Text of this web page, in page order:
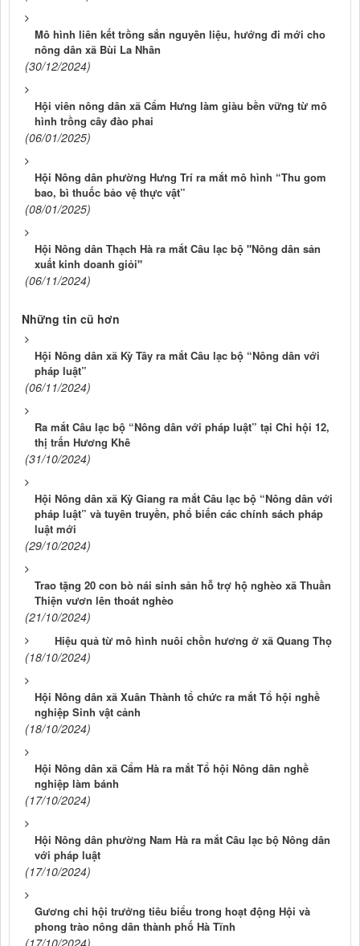
Mô hình liên kết trồng sắn nguyên liệu, hướng đi mới cho
nông dân xã Bùi La Nhân
(30/12/2024)
Hội viên nông dân xã Cẩm Hưng làm giàu bền vững từ mô
hình trồng cây đào phai
(06/01/2025)
Hội Nông dân phường Hưng Trí ra mắt mô hình “Thu gom
bao, bì thuốc bảo vệ thực vật”
(08/01/2025)
Hội Nông dân Thạch Hà ra mắt Câu lạc bộ "Nông dân sản
xuất kinh doanh giỏi"
(06/11/2024)
Những tin cũ hơn
Hội Nông dân xã Kỳ Tây ra mắt Câu lạc bộ “Nông dân với
pháp luật”
(06/11/2024)
Ra mắt Câu lạc bộ “Nông dân với pháp luật” tại Chi hội 12,
thị trấn Hương Khê
(31/10/2024)
Hội Nông dân xã Kỳ Giang ra mắt Câu lạc bộ “Nông dân với
pháp luật” và tuyên truyền, phổ biến các chính sách pháp
luật mới
(29/10/2024)
Trao tặng 20 con bò nái sinh sản hỗ trợ hộ nghèo xã Thuần
Thiện vươn lên thoát nghèo
(21/10/2024)
Hiệu quả từ mô hình nuôi chồn hương ở xã Quang Thọ
(18/10/2024)
Hội Nông dân xã Xuân Thành tổ chức ra mắt Tổ hội nghề
nghiệp Sinh vật cảnh
(18/10/2024)
Hội Nông dân xã Cẩm Hà ra mắt Tổ hội Nông dân nghề
nghiệp làm bánh
(17/10/2024)
Hội Nông dân phường Nam Hà ra mắt Câu lạc bộ Nông dân
với pháp luật
(17/10/2024)
Gương chi hội trưởng tiêu biểu trong hoạt động Hội và
phong trào nông dân thành phố Hà Tĩnh
(17/10/2024)